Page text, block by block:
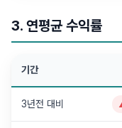
3. 연평균 수익률
기간
3년전 대비